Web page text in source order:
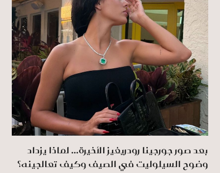
بعد صور جورجينا رودريغيز الأخيرة... لماذا يزداد
وضوح السيلوليت في الصيف وكيف تعالجينه؟